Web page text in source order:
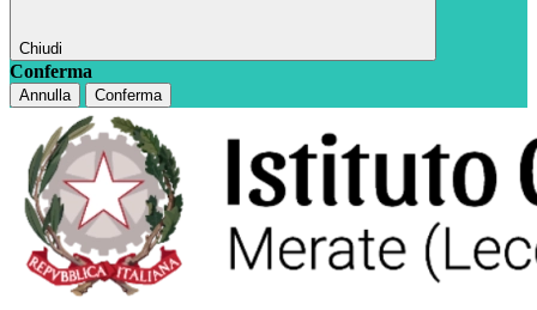
Chiudi
Conferma
Annulla Conferma